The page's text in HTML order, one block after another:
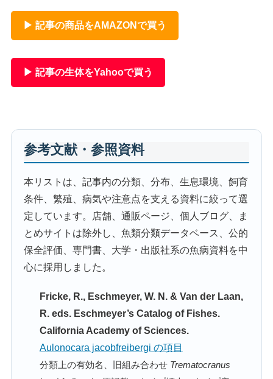
▶ 記事の商品をAMAZONで買う
▶ 記事の生体をYahooで買う
参考文献・参照資料
本リストは、記事内の分類、分布、生息環境、飼育
条件、繁殖、病気や注意点を支える資料に絞って選
定しています。店舗、通販ページ、個人ブログ、ま
とめサイトは除外し、魚類分類データベース、公的
保全評価、専門書、大学・出版社系の魚病資料を中
心に採用しました。
Fricke, R., Eschmeyer, W. N. & Van der Laan,
R. eds. Eschmeyer’s Catalog of Fishes.
California Academy of Sciences.
Aulonocara jacobfreibergi の項目
分類上の有効名、旧組み合わせ Trematocranus